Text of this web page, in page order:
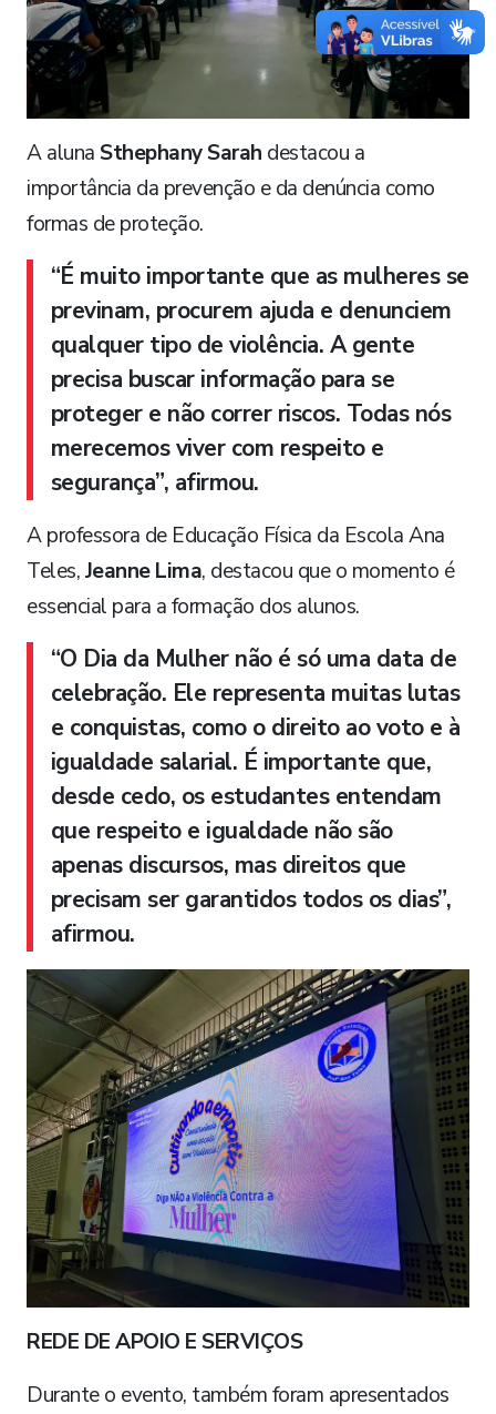
A alunaSthephany Sarah destacou a
importância da prevenção e da denúncia como
formas de proteção.
“É muito importante que as mulheres se
previnam, procurem ajuda e denunciem
qualquer tipo de violência. A gente
precisa buscar informação para se
proteger e não correr riscos. Todas nós
merecemos viver com respeito e
segurança”, afirmou.
A professora de Educação Física da Escola Ana
Teles,Jeanne Lima, destacou que o momento é
essencial para a formação dos alunos.
“O Dia da Mulher não é só uma data de
celebração. Ele representa muitas lutas
e conquistas, como o direito ao voto e à
igualdade salarial. É importante que,
desde cedo, os estudantes entendam
que respeito e igualdade não são
apenas discursos, mas direitos que
precisam ser garantidos todos os dias”,
afirmou.
REDE DE APOIO E SERVIÇOS
Durante o evento, também foram apresentados